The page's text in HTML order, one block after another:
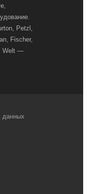
Petzl,
Fischer,
Welt —
данных